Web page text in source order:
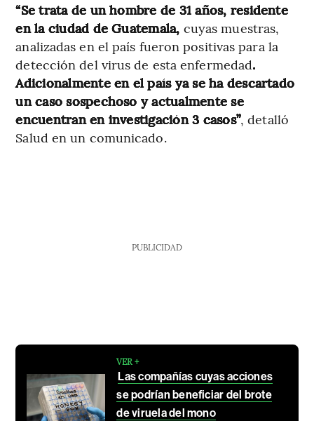
“Se trata de un hombre de 31 años, residente
en la ciudad de Guatemala, cuyas muestras,
analizadas en el país fueron positivas para la
detección del virus de esta enfermedad.
Adicionalmente en el país ya se ha descartado
un caso sospechoso y actualmente se
encuentran en investigación 3 casos”, detalló
Salud en un comunicado.
PUBLICIDAD
VER +
Las compañías cuyas acciones
se podrían beneficiar del brote
de viruela del mono